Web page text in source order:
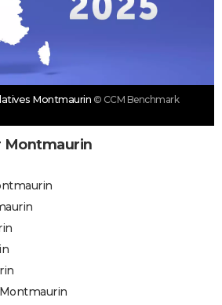
Montmaurin © CCM Benchmark
Montmaurin